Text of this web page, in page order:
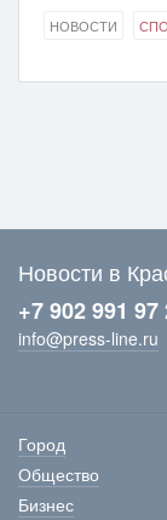
НОВОСТИ
Новости в
+7 902 991 97
info@press-line.ru
Город
Общество
Бизнес